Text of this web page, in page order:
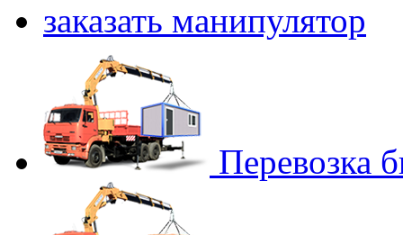
заказать манипулятор
Перевозка